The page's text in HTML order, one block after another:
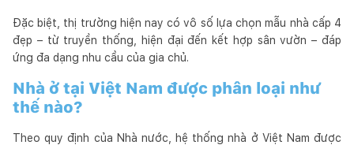
Đặc biệt, thị trường hiện nay có vô số lựa chọn mẫu nhà cấp 4
đẹp – từ truyền thống, hiện đại đến kết hợp sân vườn – đáp
ứng đa dạng nhu cầu của gia chủ.
Nhà ở tại Việt Nam được phân loại như
thế nào?
Theo quy định của Nhà nước, hệ thống nhà ở Việt Nam được